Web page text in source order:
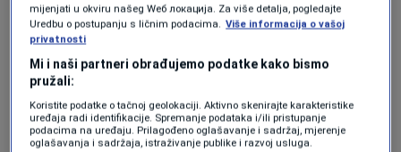
Pobjedom je Zrinjski nastavio uspješan niz i
sada je pritisak ponovo na banjalučkom Borcu.
Pogledajte tabelu:
mijenjati u okviru našeg Wеб локација. Za više detalja, pogledajte
Uredbu o postupanju s ličnim podacima. Više informacija o vašoj
privatnosti
Mi i naši partneri obrađujemo podatke kako bismo
pružali:
Koristite podatke o tačnoj geolokaciji. Aktivno skenirajte karakteristike
uređaja radi identifikacije. Spremanje podataka i/ili pristupanje
podacima na uređaju. Prilagođeno oglašavanje i sadržaj, mjerenje
oglašavanja i sadržaja, istraživanje publike i razvoj usluga.